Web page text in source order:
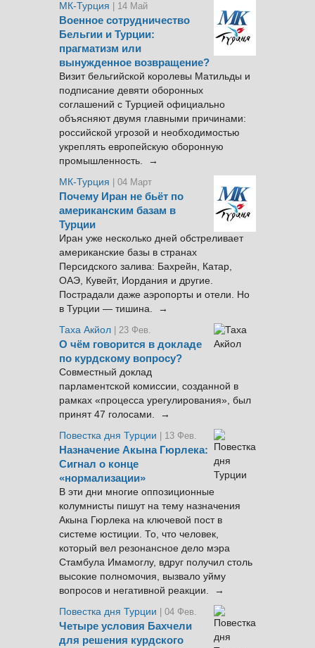
МК-Турция | 14 Май
Военное сотрудничество
Бельгии и Турции:
прагматизм или
вынужденное возвращение?
Визит бельгийской королевы Матильды и
подписание девяти оборонных
соглашений с Турцией официально
объясняют двумя главными причинами:
российской угрозой и необходимостью
укреплять европейскую оборонную
промышленность. →
МК-Турция
| 04 Март
Почему Иран не бьёт по
американским базам в
Турции
Иран уже несколько дней обстреливает
американские базы в странах
Персидского залива: Бахрейн, Катар,
ОАЭ, Кувейт, Иордания и другие.
Пострадали даже аэропорты и отели. Но
в Турции — тишина. →
Таха Акйол | 23 Фев.
О чём говорится в докладе
по курдскому вопросу?
Совместный доклад
парламентской комиссии, созданной в
рамках «процесса урегулирования», был
принят 47 голосами. →
Повестка дня Турции
| 13 Фев.
Назначение Акына Гюрлека:
Сигнал о конце
«нормализации»
В эти дни многие оппозиционные
колумнисты пишут на тему назначения
Акына Гюрлека на ключевой пост в
системе юстиции. То, что человек,
который вел резонансное дело мэра
Стамбула Имамоглу, вдруг получил столь
высокие полномочия, вызвало уйму
вопросов и негативной реакции. →
Повестка дня Турции
| 04 Фев.
Четыре условия Бахчели
для решения курдского